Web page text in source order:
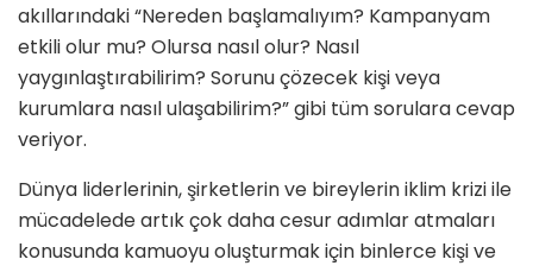
akıllarındaki “Nereden başlamalıyım? Kampanyam
etkili olur mu? Olursa nasıl olur? Nasıl
yaygınlaştırabilirim? Sorunu çözecek kişi veya
kurumlara nasıl ulaşabilirim?” gibi tüm sorulara cevap
veriyor.
Dünya liderlerinin, şirketlerin ve bireylerin iklim krizi ile
mücadelede artık çok daha cesur adımlar atmaları
konusunda kamuoyu oluşturmak için binlerce kişi ve